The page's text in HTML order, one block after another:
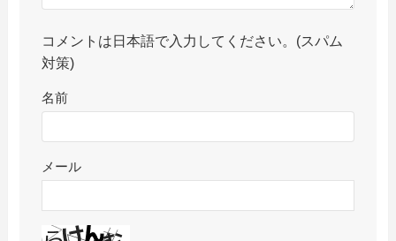
コメントは日本語で入力してください。(スパム
対策)
名前
メール